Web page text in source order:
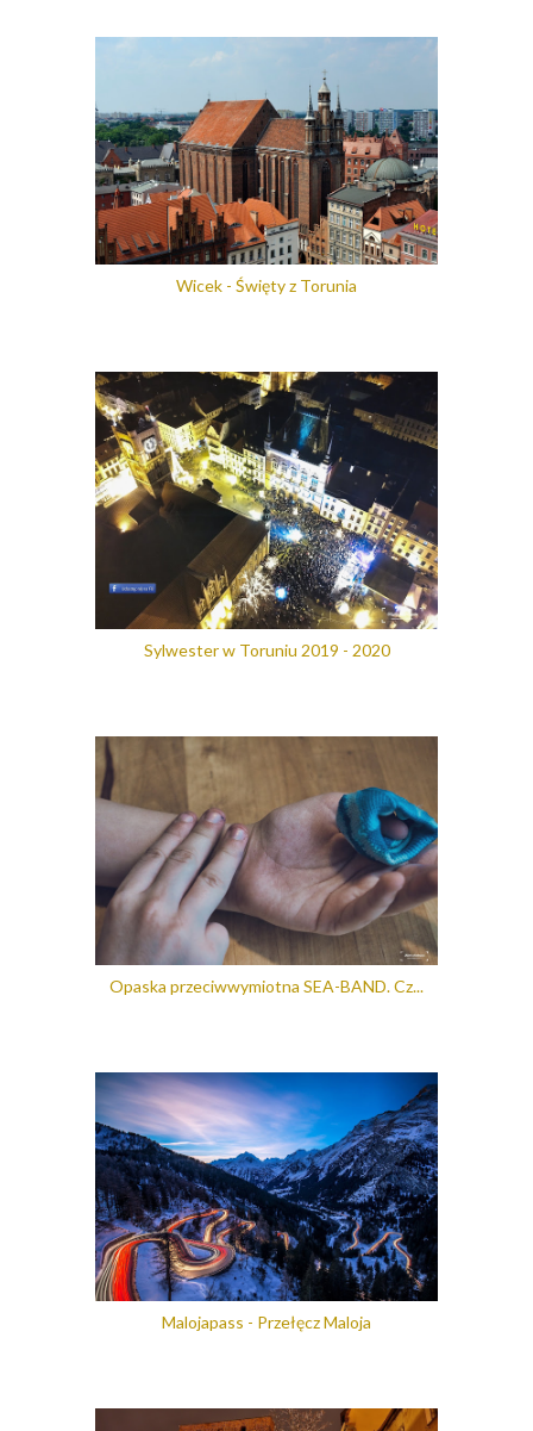
Wicek - Święty z Torunia
Sylwester w Toruniu 2019 - 2020
Opaska przeciwwymiotna SEA-BAND. Cz...
Malojapass - Przełęcz Maloja